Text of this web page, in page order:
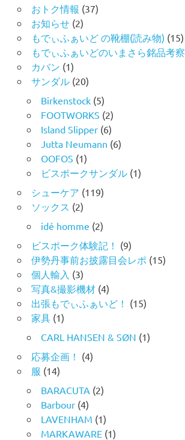
おトク情報 (37)
お知らせ(2)
もでぃふぁいど の靴棚(読み物) (15)
もでぃふぁいどのいまさら銘品考察
カバン (1)
サンダル(20)
Birkenstock(5)
FOOTWORKS (2)
Island Slipper(6)
Jutta Neumann (6)
OOFOS (1)
ビスポークサンダル(1)
シューケア (119)
ソックス (2)
idé homme (2)
ビスポーク体験記！ (9)
伊勢丹事前お披露目会レポ (15)
個人輸入 (3)
写真&撮影機材(4)
出張もでぃふぁいど！ (15)
家具(1)
CARL HANSEN & SØN (1)
応募企画！ (4)
服 (14)
BARACUTA (2)
Barbour(4)
LAVENHAM (1)
MARKAWARE(1)